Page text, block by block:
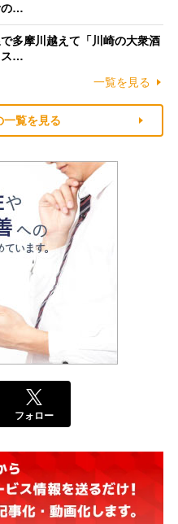
の…
多摩川越えて「川崎の大衆酒
ス…
一覧を見る
一覧を見る
フォロー